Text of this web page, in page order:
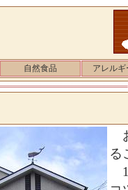
自然食品 アレル
る